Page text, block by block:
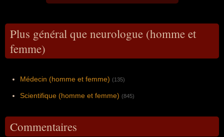
Plus général que neurologue (homme et
femme)
Médecin (homme et femme) (135)
Scientifique (homme et femme) (845)
Commentaires